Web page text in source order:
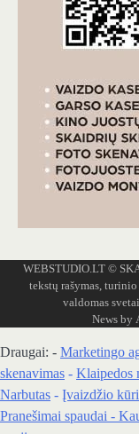
WEBSTUDIO.LT ©
tekstų rašymas,
valdomas
News by
Draugai: - Marketingo
skenavimas - Klaipedos
Narbutas - Įvaizdžio
Pranešimai spaudai -